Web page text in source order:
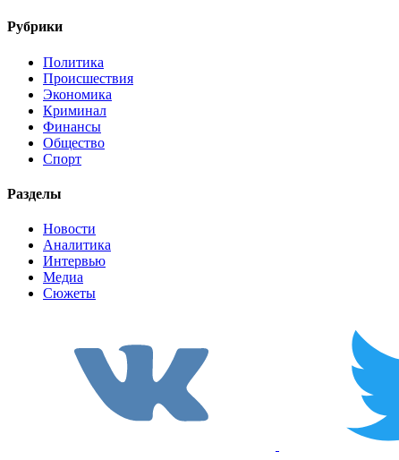
Рубрики
Политика
Происшествия
Экономика
Криминал
Финансы
Общество
Спорт
Разделы
Новости
Аналитика
Интервью
Медиа
Сюжеты